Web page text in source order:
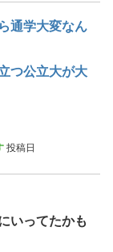
通学大変なん
つ公立大が大
投稿日
いってたかも